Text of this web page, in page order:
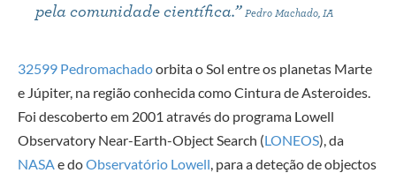
pela comunidade científica.” Pedro Machado, IA
32599 Pedromachadoorbita o Sol entre os planetas Marte
e Júpiter, na região conhecida como Cintura de Asteroides.
Foi descoberto em 2001 através do programa Lowell
Observatory Near-Earth-Object Search (LONEOS), da
NASA e doObservatório Lowell , para a deteção de objectos